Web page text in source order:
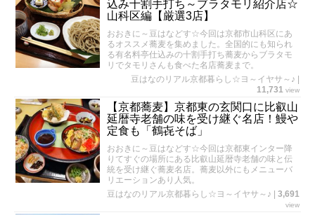
込み十割手打ち～ブラタモリ紹介店☆
山科区編【厳選3店】
おおきに～豆はなどす☆今回は京都市山科区にあ
るオススメ蕎麦を集めました。全国的にも知られ
る有名料亭仕込みの十割手打ち蕎麦からブラタモ
リでタモリさんも食べた名店蕎麦まで。
豆はなのリアル京都暮らし☆ヨ～イヤサ～♪
11,731 view
【京都蕎麦】京都東の玄関口に比叡山
延暦寺老舗の味を受け継ぐ名店！鰻や
定食も「鶴㐂そば」
おおきに～豆はなどす☆今回は京都東インター降
りてすぐの場所にある比叡山延暦寺老舗の味と伝
統を受け継ぐ蕎麦名店。蕎麦以外にもメニューバ
リエーションあり人気。
豆はなのリアル京都暮らし☆ヨ～イヤサ～♪
3,691
view